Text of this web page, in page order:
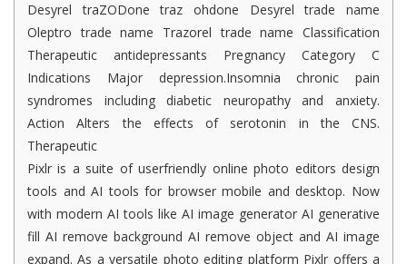
Desyrel traZODone traz ohdone Desyrel trade name
Oleptro trade name Trazorel trade name Classification
Therapeutic antidepressants Pregnancy Category C
Indications Major depression.Insomnia chronic pain
syndromes including diabetic neuropathy and anxiety.
Action Alters the effects of serotonin in the CNS.
Therapeutic
Pixlr is a suite of userfriendly online photo editors design
tools and AI tools for browser mobile and desktop. Now
with modern AI tools like AI image generator AI generative
fill AI remove background AI remove object and AI image
expand. As a versatile photo editing platform Pixlr offers a